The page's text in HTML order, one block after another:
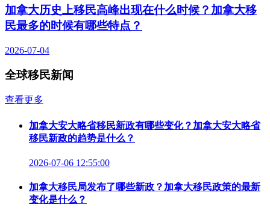
加拿大历史上移民高峰出现在什么时候？加拿大移
民最多的时候有哪些特点？
2026-07-04
全球移民新闻
查看更多
加拿大安大略省移民新政有哪些变化？加拿大安大略省
移民新政的趋势是什么？
2026-07-06 12:55:00
加拿大移民局发布了哪些新政？加拿大移民政策的最新
变化是什么？